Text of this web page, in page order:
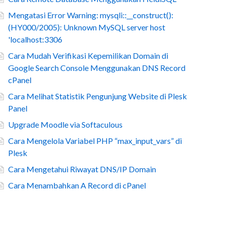
Mengatasi Error Warning: mysqli::__construct():
(HY000/2005): Unknown MySQL server host
'localhost:3306
Cara Mudah Verifikasi Kepemilikan Domain di
Google Search Console Menggunakan DNS Record
cPanel
Cara Melihat Statistik Pengunjung Website di Plesk
Panel
Upgrade Moodle via Softaculous
Cara Mengelola Variabel PHP “max_input_vars” di
Plesk
Cara Mengetahui Riwayat DNS/IP Domain
Cara Menambahkan A Record di cPanel